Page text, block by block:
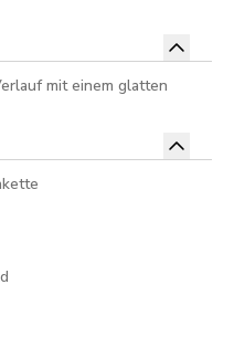
mit einem glatten